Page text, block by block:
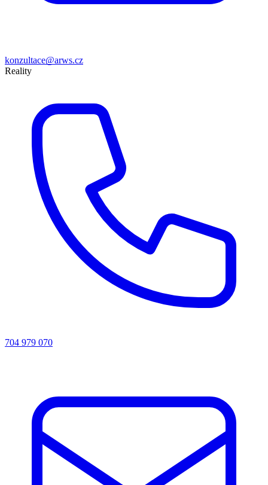
konzultace@arws.cz
Reality
704 979 070